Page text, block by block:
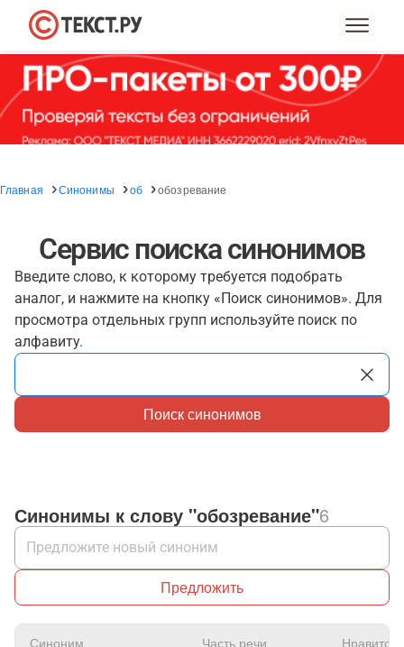
Главная Синонимы об обозревание
Сервис поиска синонимов
Введите слово, к которому требуется подобрать
аналог, и нажмите на кнопку «Поиск синонимов». Для
просмотра отдельных групп используйте поиск по
алфавиту.
Поиск синонимов
Синонимы к слову "обозревание"6
Предложить
Синоним Часть речи Нравится